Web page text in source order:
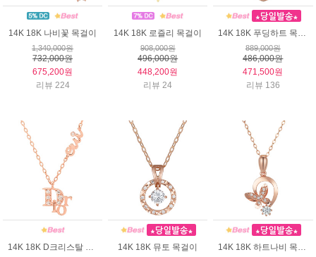
14K 18K 나비꽃 목걸이
1,340,000원
732,000원
675,200원
리뷰 224
14K 18K 로즐리 목걸이
908,000원
496,000원
448,200원
리뷰 24
14K 18K 푸딩하트 목걸이
889,000원
486,000원
471,500원
리뷰 136
14K 18K D크리스탈 목걸이 14K 18K 뮤토 목걸이 14K 18K 하트나비 목걸이